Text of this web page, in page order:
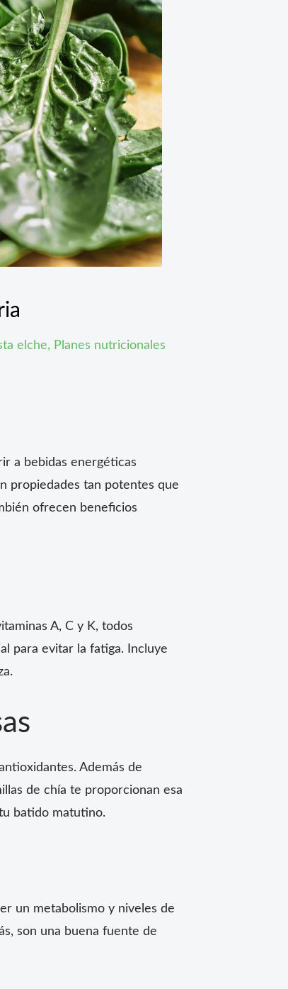
elche, Planes nutricionales
a bebidas energéticas
propiedades tan potentes que
ofrecen beneficios
A, C y K, todos
para evitar la fatiga. Incluye
Además de
de chía te proporcionan esa
batido matutino.
un metabolismo y niveles de
son una buena fuente de